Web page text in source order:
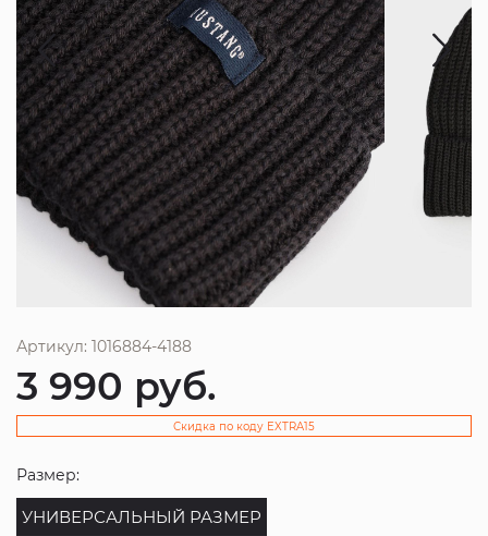
Артикул: 1016884-4188
3 990 руб.
Скидка по коду EXTRA15
Размер:
УНИВЕРСАЛЬНЫЙ РАЗМЕР